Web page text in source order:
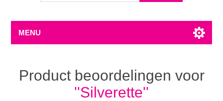
MENU
Product beoordelingen voor
Silverette